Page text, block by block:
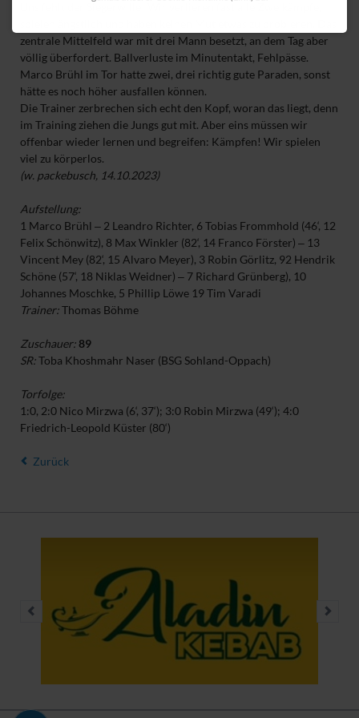
zentrale Mittelfeld war mit drei Mann besetzt, an dem Tag aber
völlig überfordert. Ballverluste im Minutentakt, Fehlpässe.
Marco Brühl im Tor hatte zwei, drei richtig gute Paraden, sonst
hätte es noch höher ausfallen können.
Die Trainer zerbrechen sich echt den Kopf, woran das liegt, denn
im Training ziehen die Jungs gut mit. Aber eins müssen wir
offenbar wieder lernen und begreifen: Kämpfen! Wir spielen
viel zu körperlos.
(w. packebusch, 14.10.2023)
Aufstellung:
1 Marco Brühl ‒ 2 Leandro Richter, 6 Tobias Frommhold (46‘, 12
Felix Schönwitz), 8 Max Winkler (82‘, 14 Franco Förster) ‒ 13
Vincent Mey (82‘, 15 Alvaro Meyer), 3 Robin Görlitz, 92 Hendrik
Schöne (57‘, 18 Niklas Weidner) ‒ 7 Richard Grünberg), 10
Johannes Moschke, 5 Phillip Löwe 19 Tim Varadi
Trainer:Thomas Böhme
Zuschauer: 89
SR:Toba Khoshmahr Naser (BSG Sohland-Oppach)
Torfolge:
1:0, 2:0 Nico Mirzwa (6‘, 37‘); 3:0 Robin Mirzwa (49‘); 4:0
Friedrich-Leopold Küster (80‘)
Zurück